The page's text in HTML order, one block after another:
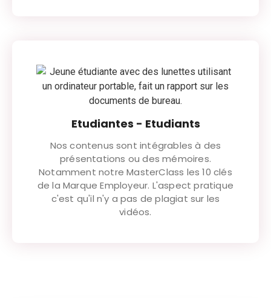
Etudiantes - Etudiants
Nos contenus sont intégrables à des
présentations ou des mémoires.
Notamment notre MasterClass les 10 clés
de la Marque Employeur. L'aspect pratique
c'est qu'il n'y a pas de plagiat sur les
vidéos.